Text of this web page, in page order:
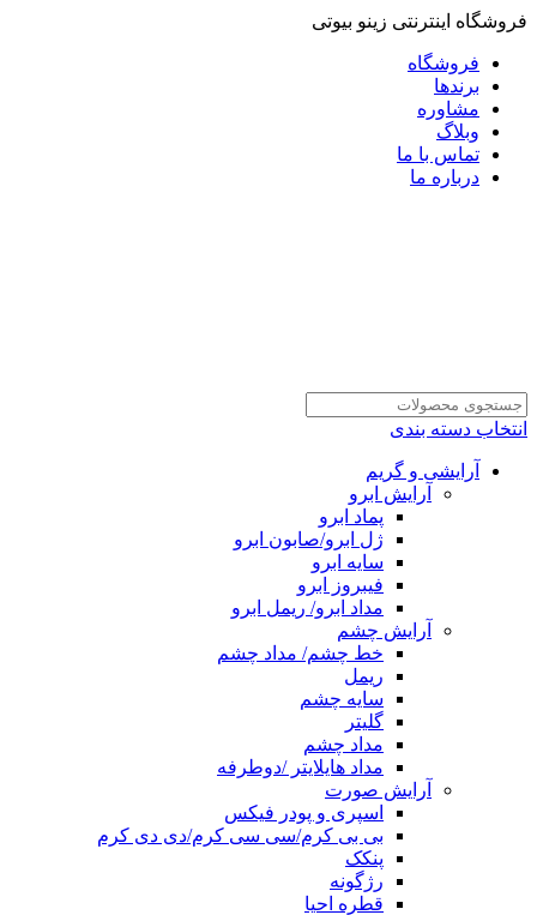
فروشگاه اینترنتی زینو بیوتی
فروشگاه
برندها
مشاوره
وبلاگ
تماس با ما
درباره ما
انتخاب دسته بندی
آرایشی و گریم
آرایش ابرو
پماد ابرو
ژل ابرو/صابون ابرو
سایه ابرو
فیبروز ابرو
مداد ابرو/ ریمل ابرو
آرایش چشم
خط چشم/ مداد چشم
ریمل
سایه چشم
گلیتر
مداد چشم
مداد هایلایتر /دوطرفه
آرایش صورت
اسپری و پودر فیکس
بی بی کرم/سی سی کرم/دی دی کرم
پنکک
رژگونه
قطره احیا